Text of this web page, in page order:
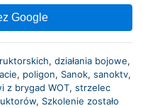
Google
, działania bojowe,
, poligon, Sanok, sanoktv,
z brygad WOT, strzelec
, Szkolenie zostało